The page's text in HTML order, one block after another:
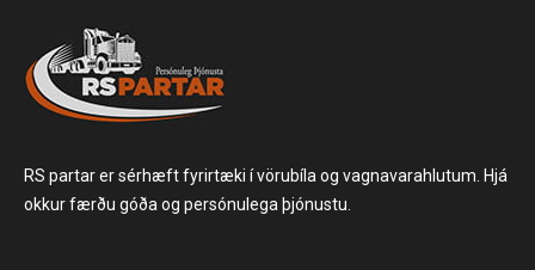
RS partar er sérhæft fyrirtæki í vörubíla og vagnavarahlutum. Hjá
okkur færðu góða og persónulega þjónustu.